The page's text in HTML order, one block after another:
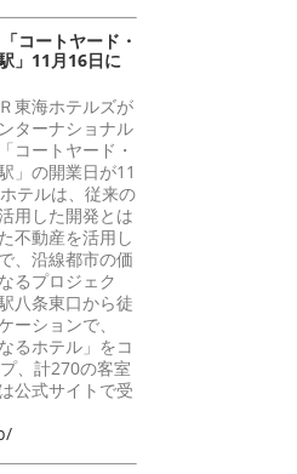
コートヤード・
」11月16日に
東海ホテルズが
ターナショナル
コートヤード・
」の開業日が11
テルは、従来の
用した開発とは
不動産を活用し
、沿線都市の価
るプロジェク
八条東口から徒
ーションで、
るホテル」をコ
、計270の客室
公式サイトで受